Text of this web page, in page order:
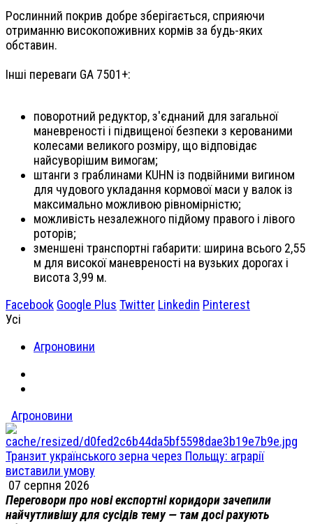
Рослинний покрив добре зберігається, сприяючи
отриманню високопоживних кормів за будь-яких
обставин.
Інші переваги GA 7501+:
поворотний редуктор, з'єднаний для загальної
маневреності і підвищеної безпеки з керованими
колесами великого розміру, що відповідає
найсуворішим вимогам;
штанги з граблинами KUHN із подвійними вигином
для чудового укладання кормової маси у валок із
максимально можливою рівномірністю;
можливість незалежного підйому правого і лівого
роторів;
зменшені транспортні габарити: ширина всього 2,55
м для високої маневреності на вузьких дорогах і
висота 3,99 м.
Facebook Google Plus Twitter Linkedin Pinterest
Усі
Агроновини
Агроновини
Транзит українського зерна через Польщу: аграрії
виставили умову
07 серпня 2026
Переговори про нові експортні коридори зачепили
найчутливішу для сусідів тему — там досі рахують